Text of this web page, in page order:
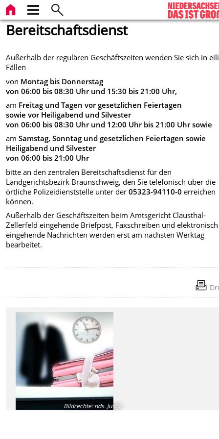
Bereitschaftsdienst
Außerhalb der regulären Geschäftszeiten wenden Sie sich in
Fällen
von Montag bis Donnerstag
von 06:00 bis 08:30 Uhr und 15:30 bis 21:00 Uhr,
am Freitag und Tagen vor gesetzlichen Feiertagen
sowie vor Heiligabend und Silvester
von 06:00 bis 08:30 Uhr und 12:00 Uhr bis 21:00 Uhr sowie
amSamstag, Sonntag und gesetzlichen Feiertagen sowie
Heiligabend und Silvester
von 06:00 bis 21:00 Uhr
bitte an den zentralen Bereitschaftsdienst für den
Landgerichtsbezirk Braunschweig, den Sie telefonisch über die
örtliche Polizeidienststelle unter der05323-94110-0 erreichen
können.
Außerhalb der Geschäftszeiten beim Amtsgericht Clausthal-
Zellerfeld eingehende Briefpost, Faxschreiben und elektronisch
eingehende Nachrichten werden erst am nächsten Werktag
bearbeitet.
Bildrechte:nds. Justiz